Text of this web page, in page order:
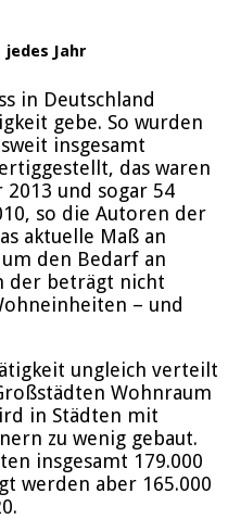
jedes Jahr
in Deutschland
gebe. So wurden
insgesamt
das waren
2013 und sogar 54
so die Autoren der
aktuelle Maß an
den Bedarf an
der beträgt nicht
– und
ungleich verteilt
Wohnraum
in Städten mit
zu wenig gebaut.
insgesamt 179.000
werden aber 165.000